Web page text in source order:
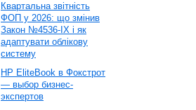
Квартальна звітність
ФОП у 2026: що змінив
Закон №4536-IX і як
адаптувати облікову
систему
HP EliteBook в Фокстрот
— выбор бизнес-
экспертов